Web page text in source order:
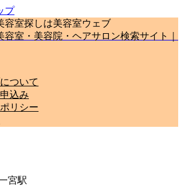
プ
容室探しは美容室ウェブ
容室・美容院・ヘアサロン検索サイト｜
ついて
込み
リシー
宮駅